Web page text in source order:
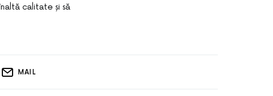
calitate și să
MAIL